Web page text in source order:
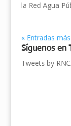
la Red Agua
« Entradas
Síguenos en
Tweets by